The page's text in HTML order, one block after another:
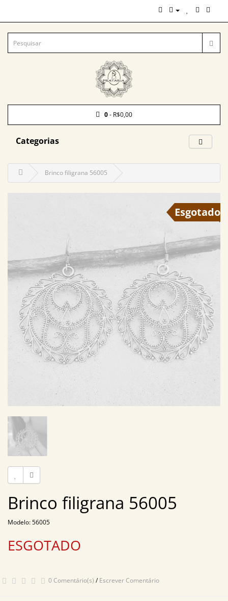
0- R$0,00
Categorias
Brinco filigrana 56005
Brinco filigrana 56005
Modelo: 56005
ESGOTADO
0 Comentário(s) /Escrever Comentário